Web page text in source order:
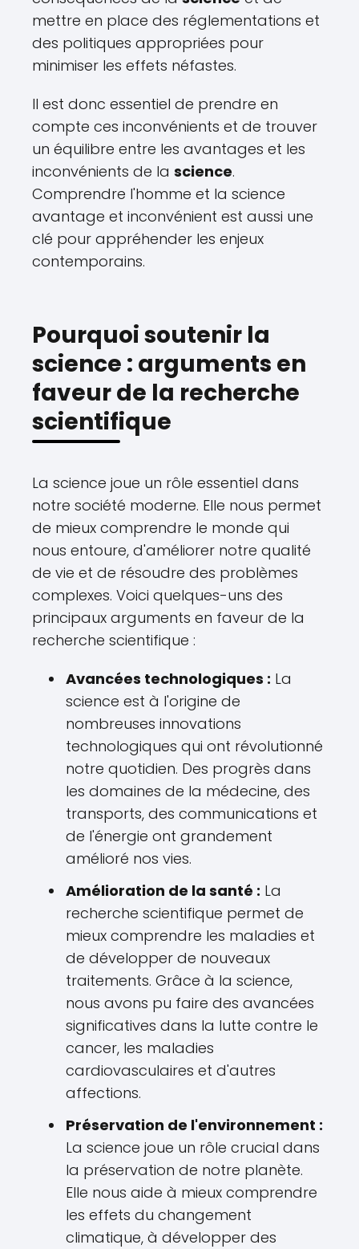
mettre en place des réglementations et
des politiques appropriées pour
minimiser les effets néfastes.
Il est donc essentiel de prendre en
compte ces inconvénients et de trouver
un équilibre entre les avantages et les
inconvénients de la science.
Comprendre l'homme et la science
avantage et inconvénient est aussi une
clé pour appréhender les enjeux
contemporains.
Pourquoi soutenir la
science : arguments en
faveur de la recherche
scientifique
La science joue un rôle essentiel dans
notre société moderne. Elle nous permet
de mieux comprendre le monde qui
nous entoure, d'améliorer notre qualité
de vie et de résoudre des problèmes
complexes. Voici quelques-uns des
principaux arguments en faveur de la
recherche scientifique :
Avancées technologiques : La
science est à l'origine de
nombreuses innovations
technologiques qui ont révolutionné
notre quotidien. Des progrès dans
les domaines de la médecine, des
transports, des communications et
de l'énergie ont grandement
amélioré nos vies.
Amélioration de la santé : La
recherche scientifique permet de
mieux comprendre les maladies et
de développer de nouveaux
traitements. Grâce à la science,
nous avons pu faire des avancées
significatives dans la lutte contre le
cancer, les maladies
cardiovasculaires et d'autres
affections.
Préservation de l'environnement :
La science joue un rôle crucial dans
la préservation de notre planète.
Elle nous aide à mieux comprendre
les effets du changement
climatique, à développer des